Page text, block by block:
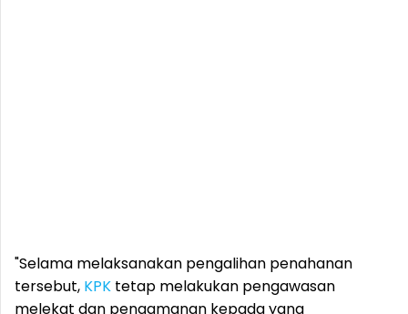
"Selama melaksanakan pengalihan penahanan
tersebut, KPK tetap melakukan pengawasan
melekat dan pengamanan kepada yang